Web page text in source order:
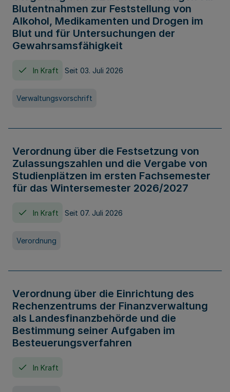
Blutentnahmen zur Feststellung von
Alkohol, Medikamenten und Drogen im
Blut und für Untersuchungen der
Gewahrsamsfähigkeit
In Kraft Seit 03. Juli 2026
Verwaltungsvorschrift
Verordnung über die Festsetzung von
Zulassungszahlen und die Vergabe von
Studienplätzen im ersten Fachsemester
für das Wintersemester 2026/2027
In Kraft Seit 07. Juli 2026
Verordnung
Verordnung über die Einrichtung des
Rechenzentrums der Finanzverwaltung
als Landesfinanzbehörde und die
Bestimmung seiner Aufgaben im
Besteuerungsverfahren
In Kraft